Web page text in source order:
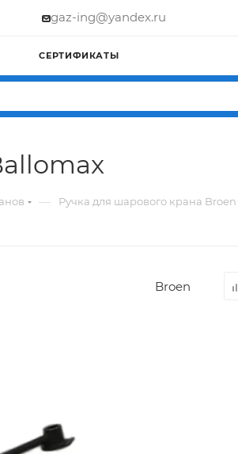
gaz-ing@yandex.ru
СЕРТИФИКАТЫ
— Ручка для шарового крана
Broen